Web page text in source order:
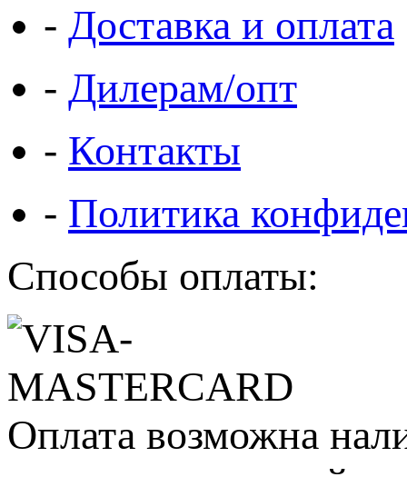
- Доставка и оплата
- Дилерам/опт
- Контакты
- Политика
Способы оплаты:
Оплата возможна